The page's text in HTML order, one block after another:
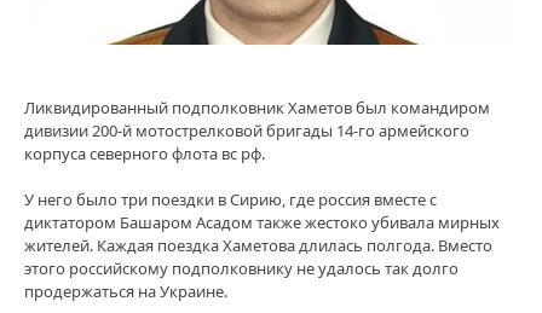
Ликвидированный подполковник Хаметов был командиром
дивизии 200-й мотострелковой бригады 14-го армейского
корпуса северного флота вс рф.
У него было три поездки в Сирию, где россия вместе с
диктатором Башаром Асадом также жестоко убивала мирных
жителей. Каждая поездка Хаметова длилась полгода. Вместо
этого российскому подполковнику не удалось так долго
продержаться на Украине.